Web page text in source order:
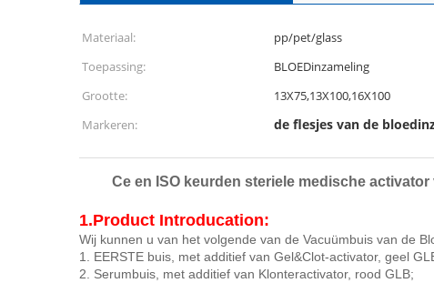
Materiaal: pp/pet/glass
Toepassing:
BLOEDinzameling
Grootte:
13X75,13X100,16X100
Markeren:
de flesjes van de
Ce en ISO keurden steriele medische
1.Product Introducation:
Wij kunnen u van het volgende van de Vacuümbuis van de
1. EERSTE buis, met additief van Gel&Clot-activator, geel
2. Serumbuis, met additief van Klonteractivator, rood GLB;